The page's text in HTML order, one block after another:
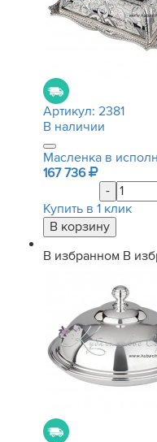
Артикул: 2381
В наличии
Масленка в
167 736
-
Купить в 1 клик
В избранном В